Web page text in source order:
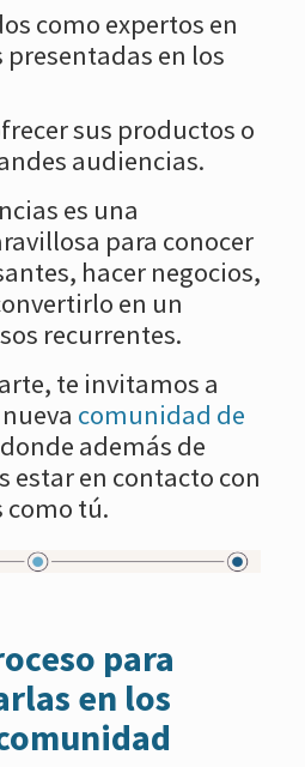
como expertos en
en los
sus productos o
audiencias.
es una
para conocer
hacer negocios,
en un
recurrentes.
te invitamos a
comunidad de
además de
estar en contacto con
como tú.
para
en los